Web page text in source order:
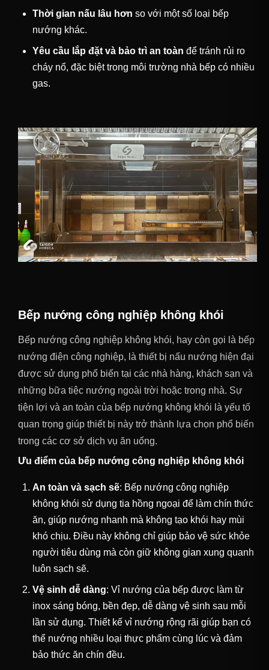
Thời gian nấu lâu hơn so với một số loại bếp
nướng khác.
Yêu cầu lắp đặt và bảo trì an toàn để tránh rủi ro
cháy nổ, đặc biệt trong môi trường nhà bếp có nhiều
gas.
Bếp nướng công nghiệp không khói
Bếp nướng công nghiệp không khói, hay còn gọi là bếp
nướng điện công nghiệp, là thiết bị nấu nướng hiện đại
được sử dụng phổ biến tại các nhà hàng, khách sạn và
những bữa tiệc nướng ngoài trời hoặc trong nhà. Sự
tiện lợi và an toàn của bếp nướng không khói là yếu tố
quan trọng giúp thiết bị này trở thành lựa chọn phổ biến
trong các cơ sở dịch vụ ăn uống.
Ưu điểm của bếp nướng công nghiệp không khói
An toàn và sạch sẽ: Bếp nướng công nghiệp
không khói sử dụng tia hồng ngoại để làm chín thức
ăn, giúp nướng nhanh mà không tạo khói hay mùi
khó chịu. Điều này không chỉ giúp bảo vệ sức khỏe
người tiêu dùng mà còn giữ không gian xung quanh
luôn sạch sẽ.
Vệ sinh dễ dàng: Vỉ nướng của bếp được làm từ
inox sáng bóng, bền đẹp, dễ dàng vệ sinh sau mỗi
lần sử dụng. Thiết kế vỉ nướng rộng rãi giúp bạn có
thể nướng nhiều loại thực phẩm cùng lúc và đảm
bảo thức ăn chín đều.